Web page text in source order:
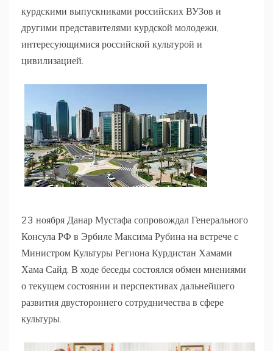
курдскими выпускниками российских ВУЗов и
другими представителями курдской молодежи,
интересующимися российской культурой и
цивилизацией.
23 ноября Данар Мустафа сопровождал Генерального
Консула РФ в Эрбиле Максима Рубина на встрече с
Министром Культуры Региона Курдистан Хамами
Хама Сайд. В ходе беседы состоялся обмен мнениями
о текущем состоянии и перспективах дальнейшего
развития двустороннего сотрудничества в сфере
культуры.